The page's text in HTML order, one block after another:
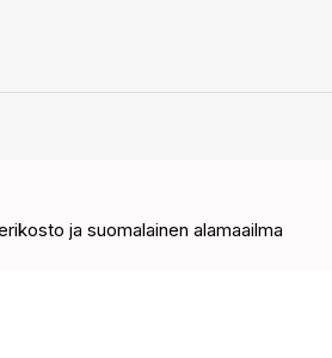
ja suomalainen alamaailma